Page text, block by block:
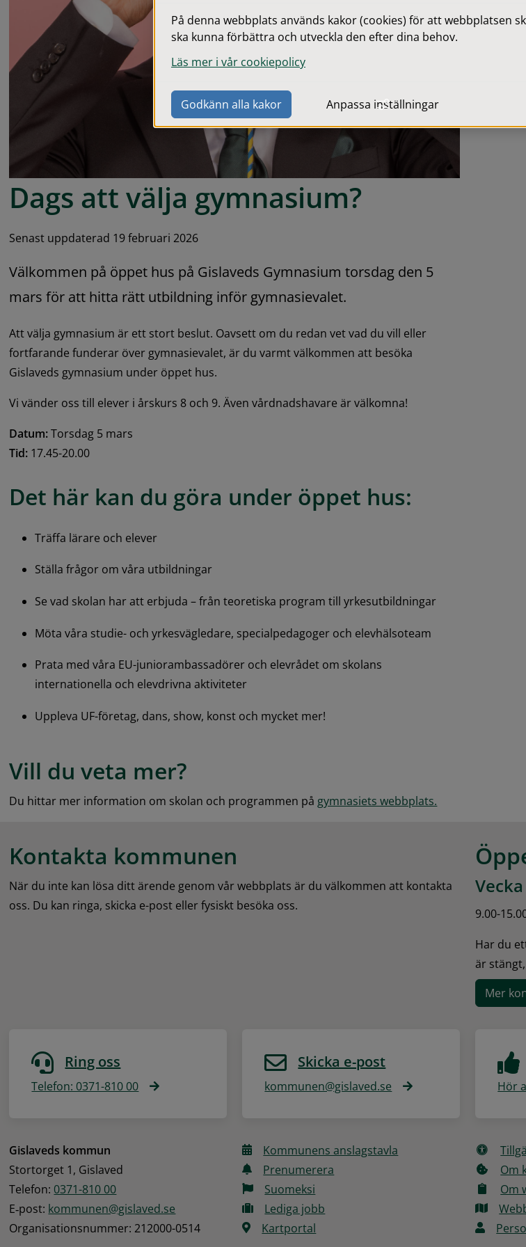
Dags att välja gymnasium?
Senast uppdaterad 19 februari 2026
Välkommen på öppet hus på Gislaveds Gymnasium torsdag den 5
mars för att hitta rätt utbildning inför gymnasievalet.
Att välja gymnasium är ett stort beslut. Oavsett om du redan vet vad du vill eller
fortfarande funderar över gymnasievalet, är du varmt välkommen att besöka
Gislaveds gymnasium under öppet hus.
Vi vänder oss till elever i årskurs 8 och 9. Även vårdnadshavare är välkomna!
Datum: Torsdag 5 mars
Tid: 17.45-20.00
Det här kan du göra under öppet hus:
Träffa lärare och elever
Ställa frågor om våra utbildningar
Se vad skolan har att erbjuda – från teoretiska program till yrkesutbildningar
Möta våra studie- och yrkesvägledare, specialpedagoger och elevhälsoteam
Prata med våra EU-juniorambassadörer och elevrådet om skolans
internationella och elevdrivna aktiviteter
Uppleva UF-företag, dans, show, konst och mycket mer!
Vill du veta mer?
Du hittar mer information om skolan och programmen på gymnasiets webbplats.
Kontakta kommunen
När du inte kan lösa ditt ärende genom vår webbplats är du välkommen att kontakta
oss. Du kan ringa, skicka e-post eller fysiskt besöka oss.
9.00-
Har du
är
Mer
Ring oss
Telefon: 0371-810 00
Skicka e-post
kommunen@gislaved.se Hör
Gislaveds kommun
Stortorget 1, Gislaved
Telefon: 0371-810 00
E‑post: kommunen@gislaved.se
Organisationsnummer: 212000-0514
Kommunens anslagstavla
Prenumerera
Suomeksi
Lediga jobb
Kartportal
Om
Om
På denna webbplats används kakor (cookies) för att webbplatsen
ska kunna förbättra och utveckla den efter dina behov.
Läs mer i vår cookiepolicy
Godkänn alla kakor Anpassa inställningar